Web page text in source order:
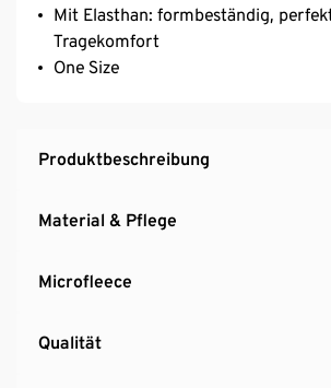
Mit Elasthan: formbeständig,
Tragekomfort
One Size
Produktbeschreibung
Material & Pflege
Microfleece
Qualität